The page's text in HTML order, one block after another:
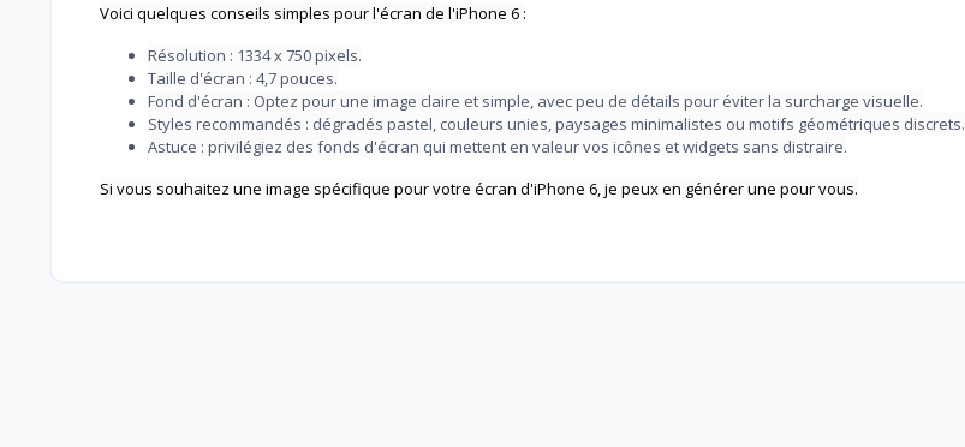
Voici quelques conseils simples pour l'écran de l'iPhone 6 :
Résolution : 1334 x 750 pixels.
Taille d'écran : 4,7 pouces.
Fond d'écran : Optez pour une image claire et simple, avec peu de détails pour éviter la surcharge visuelle.
Styles recommandés : dégradés pastel, couleurs unies, paysages minimalistes ou motifs géométriques discrets.
Astuce : privilégiez des fonds d'écran qui mettent en valeur vos icônes et widgets sans distraire.
Si vous souhaitez une image spécifique pour votre écran d'iPhone 6, je peux en générer une pour vous.